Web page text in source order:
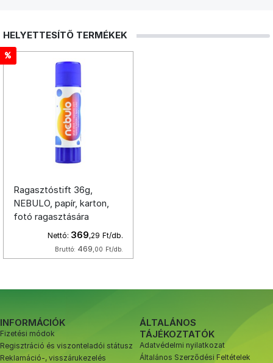
HELYETTESÍTŐ TERMÉKEK
Ragasztóstift 36g,
NEBULO, papír, karton,
fotó ragasztására
Nettó: 369,29 Ft/db.
Bruttó: 469,00 Ft/db.
INFORMÁCIÓK
Fizetési módok
Regisztráció és viszonteladói státusz
Reklamáció-, visszárukezelés
ÁLTALÁNOS
TÁJÉKOZTATÓK
Adatvédelmi nyilatkozat
Általános Szerződési Feltételek